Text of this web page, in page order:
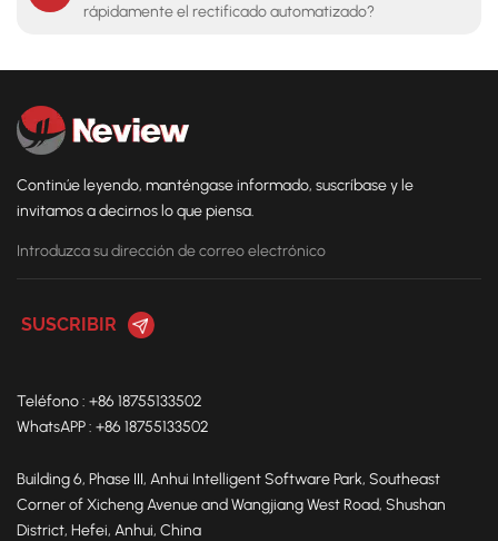
rápidamente el rectificado automatizado?
Continúe leyendo, manténgase informado, suscríbase y le
invitamos a decirnos lo que piensa.
Teléfono : +86 18755133502
WhatsAPP : +86 18755133502
Building 6, Phase III, Anhui Intelligent Software Park, Southeast
Corner of Xicheng Avenue and Wangjiang West Road, Shushan
District, Hefei, Anhui, China